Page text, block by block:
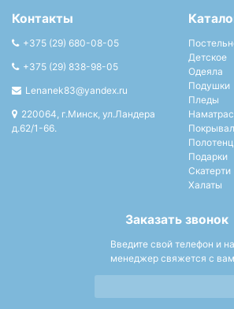
Контакты
+375 (29) 680-08-05
+375 (29) 838-98-05
Lenanek83@yandex.ru
220064, г.Минск, ул.Ландера
д.62/1-66.
Детское
Одеяла
Подушки
Пледы
Подарки
Скатерти
Халаты
Заказать звонок
Введите свой телефон и
менеджер свяжется с